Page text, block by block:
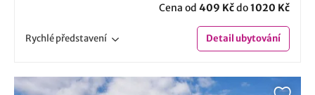
Cena od 409 Kčdo1020 Kč
Rychlépředstavení Detailubytování